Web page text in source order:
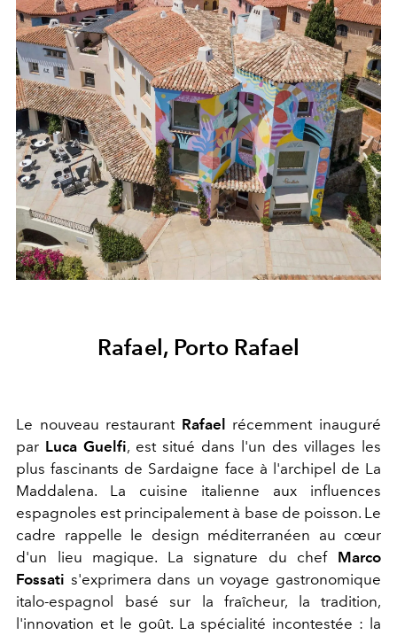
Rafael, Porto Rafael
Le nouveau restaurant Rafael récemment inauguré
par Luca Guelfi, est situé dans l'un des villages les
plus fascinants de Sardaigne face à l'archipel de La
Maddalena. La cuisine italienne aux influences
espagnoles est principalement à base de poisson. Le
cadre rappelle le design méditerranéen au cœur
d'un lieu magique. La signature du chef Marco
Fossati s'exprimera dans un voyage gastronomique
italo-espagnol basé sur la fraîcheur, la tradition,
l'innovation et le goût. La spécialité incontestée : la